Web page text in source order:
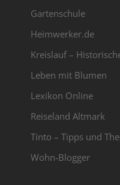
Gartenschule
Heimwerker.de
Kreislauf –
Leben mit Blumen
Lexikon Online
Reiseland Altmark
Tinto – Tipps und
Wohn-Blogger